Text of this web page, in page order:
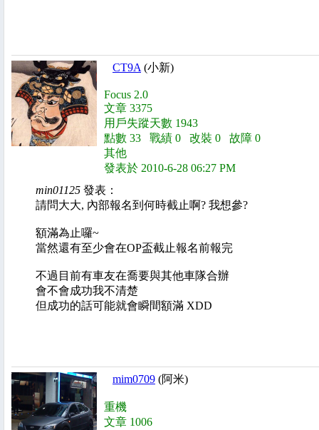
CT9A (小新)
Focus 2.0
文章 3375
用戶失蹤天數 1943
點數 33 戰績 0 改裝 0 故障 0
其他
發表於 2010-6-28 06:27 PM
min01125 發表：
請問大大, 內部報名到何時截止啊? 我想參?
額滿為止囉~
當然還有至少會在OP盃截止報名前報完
不過目前有車友在喬要與其他車隊合辦
會不會成功我不清楚
但成功的話可能就會瞬間額滿 XDD
mim0709 (阿米)
重機
文章 1006